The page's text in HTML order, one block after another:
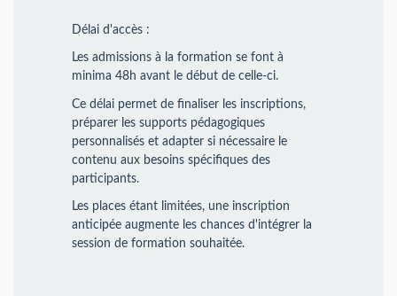
Délai d'accès :
Les admissions à la formation se font à
minima 48h avant le début de celle-ci.
Ce délai permet de finaliser les inscriptions,
préparer les supports pédagogiques
personnalisés et adapter si nécessaire le
contenu aux besoins spécifiques des
participants.
Les places étant limitées, une inscription
anticipée augmente les chances d'intégrer la
session de formation souhaitée.